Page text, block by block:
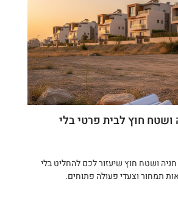
ושטח חוץ לבית פרטי בלי
ושטח חוץ שיעזור לכם להחליט בלי
תמחור וצעדי פעולה פתוחים.